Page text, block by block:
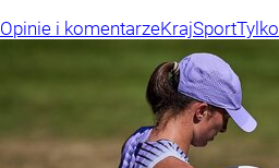
Opinie i komentarzeKrajSport